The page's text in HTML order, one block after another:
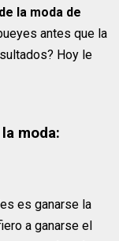
la moda de
antes que la
Hoy le
moda:
es ganarse la
a ganarse el